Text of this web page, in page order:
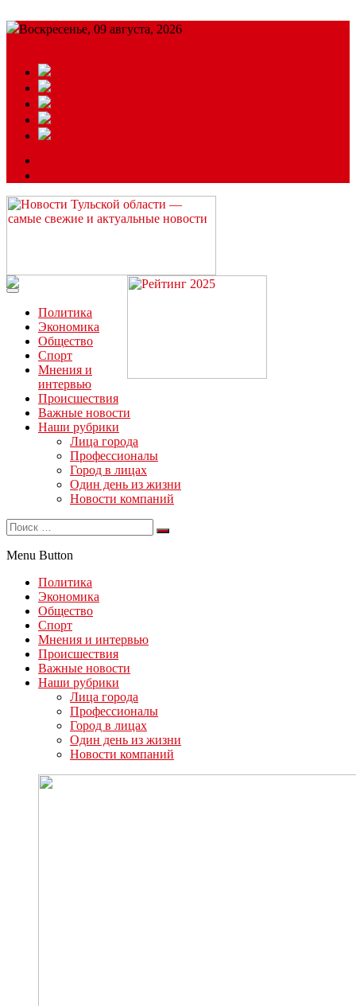
Воскресенье, 09 августа, 2026
Читайте последние новости дня в Тульской области на сайте
“ЗаНовомосковск”
Политика
Экономика
Общество
Спорт
Мнения и
интервью
Происшествия
Важные новости
Наши рубрики
Лица города
Профессионалы
Город в лицах
Один день из жизни
Новости компаний
Menu Button
Политика
Экономика
Общество
Спорт
Мнения и интервью
Происшествия
Важные новости
Наши рубрики
Лица города
Профессионалы
Город в лицах
Один день из жизни
Новости компаний